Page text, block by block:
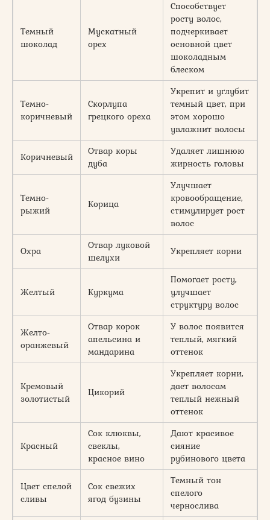
Темный
шоколад
Мускатный
орех
Способствует
росту волос,
подчеркивает
основной цвет
шоколадным
блеском
Темно-
коричневый
Скорлупа
грецкого ореха
Укрепит и углубит
темный цвет, при
этом хорошо
увлажнит волосы
Коричневый
Отвар коры
дуба
Удаляет лишнюю
жирность головы
Темно-
рыжий
Корица
Улучшает
кровообращение,
стимулирует рост
волос
Охра
Отвар луковой
шелухи
Укрепляет корни
Желтый Куркума
Помогает росту,
улучшает
структуру волос
Желто-
оранжевый
Отвар корок
апельсина и
мандарина
У волос появится
теплый, мягкий
оттенок
Кремовый
золотистый
Цикорий
Укрепляет корни,
дает волосам
теплый нежный
оттенок
Красный
Сок клюквы,
свеклы,
красное вино
Дают красивое
сияние
рубинового цвета
Цвет спелой
сливы
Сок свежих
ягод бузины
Темный тон
спелого
чернослива